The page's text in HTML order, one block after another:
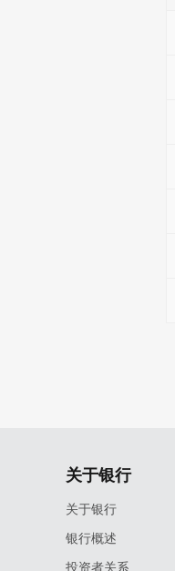
关于平安银行
关于调整存量首
关于银行
关于银行
银行概述
投资者关系